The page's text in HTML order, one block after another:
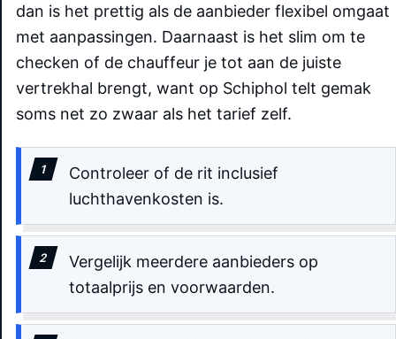
dan is het prettig als de aanbieder flexibel omgaat
met aanpassingen. Daarnaast is het slim om te
checken of de chauffeur je tot aan de juiste
vertrekhal brengt, want op Schiphol telt gemak
soms net zo zwaar als het tarief zelf.
Controleer of de rit inclusief
luchthavenkosten is.
Vergelijk meerdere aanbieders op
totaalprijs en voorwaarden.